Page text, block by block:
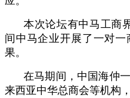
本次论坛有中马工商
间中马企业开展了一对
果。
在马期间，中国海仲
来西亚中华总商会等机构